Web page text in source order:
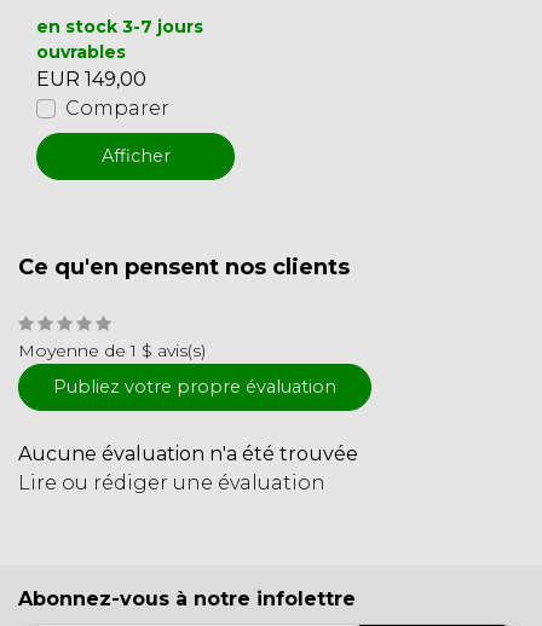
en stock 3-7 jours
ouvrables
EUR 149,00
Comparer
Afficher
Ce qu'en pensent nos clients
Moyenne de 1 $ avis(s)
Publiez votre propre évaluation
Aucune évaluation n'a été trouvée
Lire ou rédiger une évaluation
Abonnez-vous à notre infolettre